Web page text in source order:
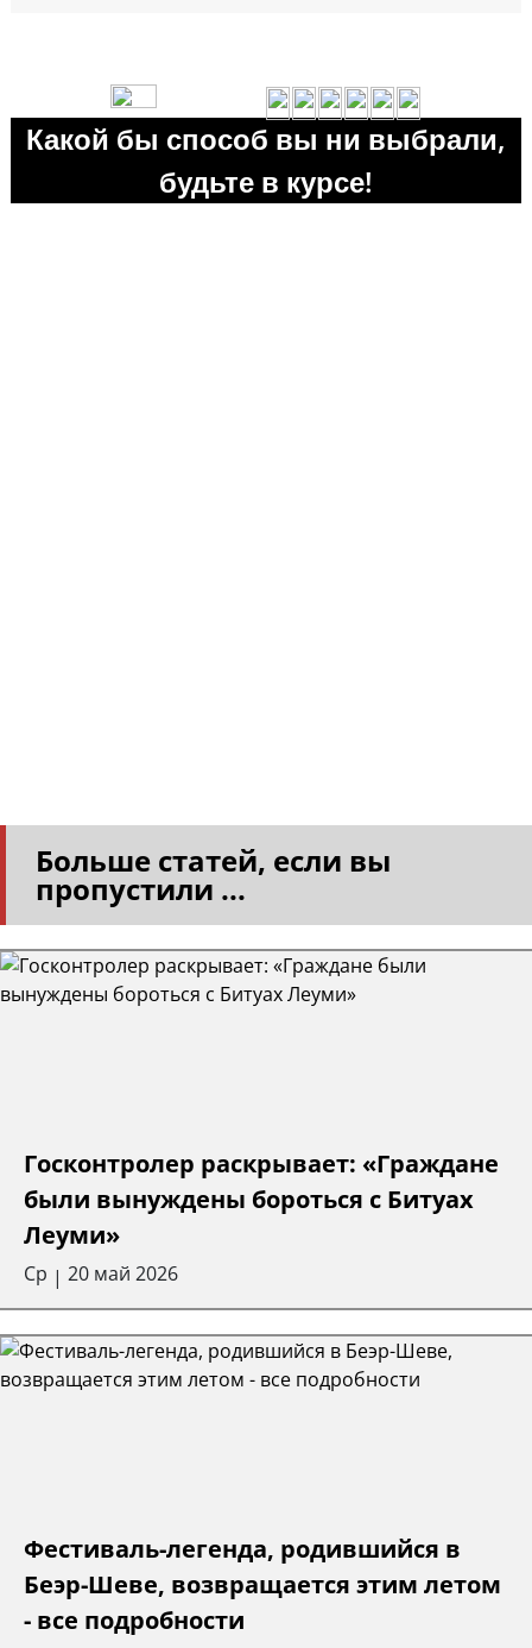
Какой бы способ вы ни выбрали,
будьте в курсе!
Больше статей, если вы
пропустили ...
Госконтролер раскрывает: «Граждане
были вынуждены бороться с Битуах
Леуми»
Ср | 20 май 2026
Фестиваль-легенда, родившийся в
Беэр-Шеве, возвращается этим летом
- все подробности